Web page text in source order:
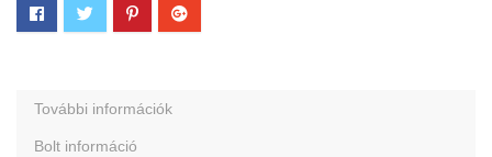
További információk
Bolt információ